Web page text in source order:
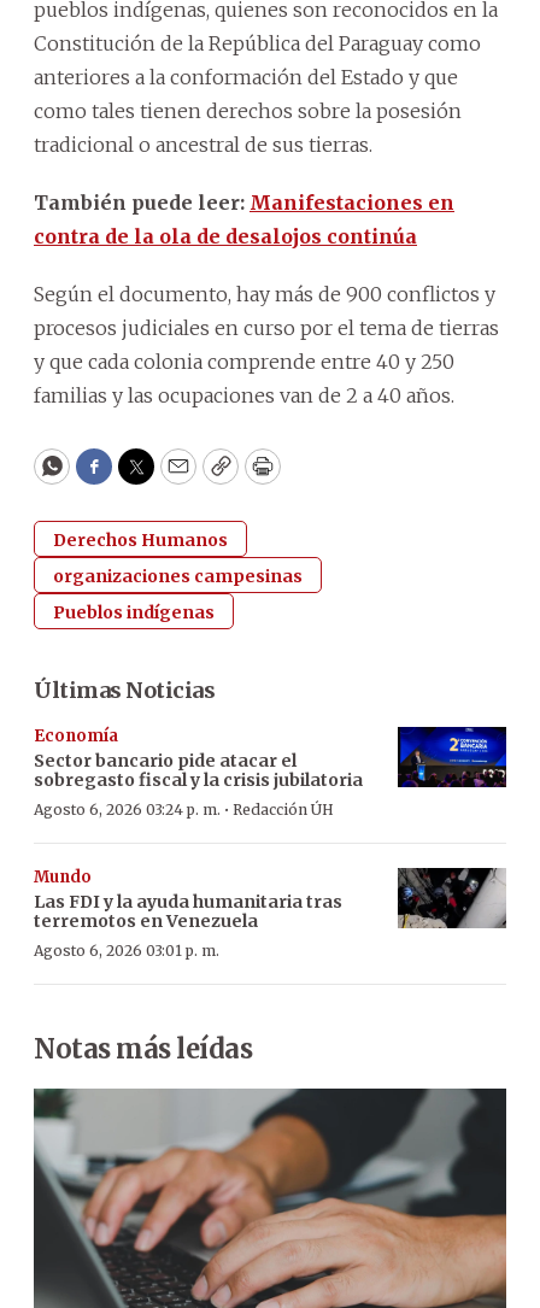
pueblos indígenas, quienes son reconocidos en la
Constitución de la República del Paraguay como
anteriores a la conformación del Estado y que
como tales tienen derechos sobre la posesión
tradicional o ancestral de sus tierras.
También puede leer: Manifestaciones en
contra de la ola de desalojos continúa
Según el documento, hay más de 900 conflictos y
procesos judiciales en curso por el tema de tierras
y que cada colonia comprende entre 40 y 250
familias y las ocupaciones van de 2 a 40 años.
WhatsApp
Facebook
Twitter
EmailCopyPrint
Derechos Humanos
organizaciones campesinas
Pueblos indígenas
Últimas Noticias
Economía
Sector bancario pide atacar el
sobregasto fiscal y la crisis jubilatoria
Agosto 6, 2026 03:24 p. m. · Redacción ÚH
Mundo
Las FDI y la ayuda humanitaria tras
terremotos en Venezuela
Agosto 6, 2026 03:01 p. m.
Notas más leídas